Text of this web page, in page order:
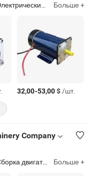
мотор, редуктор, частотный преобразователь Больше +
32,00-53,00$/шт.
Company
двигателя Больше +